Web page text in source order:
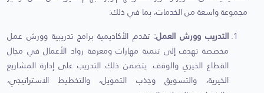
مجموعة واسعة من الخدمات، بما في ذلك:
التدريب وورش العمل: تقدم الأكاديمية برامج تدريبية وورش عمل
مخصصة تهدف إلى تنمية مهارات ومعرفة رواد الأعمال في مجال
القطاع الخيري والوقف. يتضمن ذلك التدريب على إدارة المشاريع
الخيرية، والتسويق وجذب التمويل، والتخطيط الاستراتيجي،